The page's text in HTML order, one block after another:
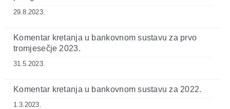
29.8.2023.
Komentar kretanja u bankovnom sustavu za prvo
tromjesečje 2023.
31.5.2023.
Komentar kretanja u bankovnom sustavu za 2022.
1.3.2023.